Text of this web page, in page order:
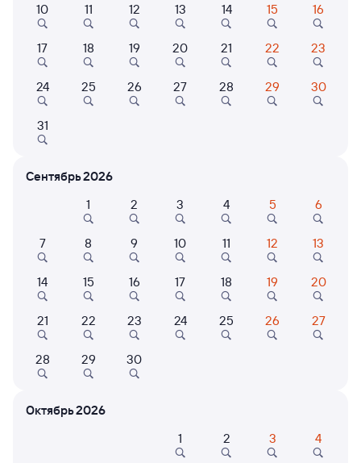
Кто едет
Найти поезда
Расписание поездов Самара — Краснодар
по местному времени. Цены за 1 пассажира
Тип вагона
Самара
Краснодар-1
00:13 10:12
1 д 10 ч 59 м в пути
21 ⁠355 ⁠₽
10 11 12 13 14 15 16
17 18 19 20 21 22 23
24 25 26 27 28 29 30
31
Сентябрь 2026
1
2 3 4 5 6
7 8 9 10 11 12 13
14 15 16 17 18 19 20
21 22 23 24 25 26 27
28 29 30
Октябрь 2026
1
2 3 4